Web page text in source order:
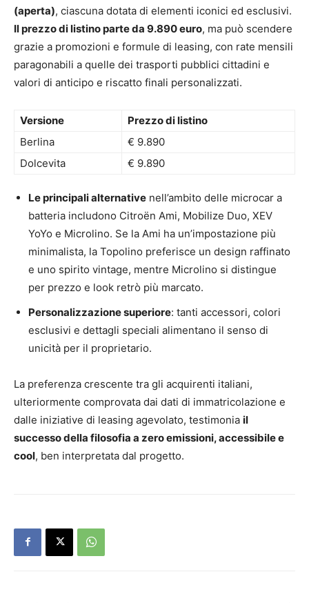
(aperta), ciascuna dotata di elementi iconici ed esclusivi.
Il prezzo di listino parte da 9.890 euro, ma può scendere
grazie a promozioni e formule di leasing, con rate mensili
paragonabili a quelle dei trasporti pubblici cittadini e
valori di anticipo e riscatto finali personalizzati.
Versione
Prezzo di listino
Berlina
€ 9.890
Dolcevita
€ 9.890
Le principali alternative nell’ambito delle microcar a
batteria includono Citroën Ami, Mobilize Duo, XEV
YoYo e Microlino. Se la Ami ha un’impostazione più
minimalista, la Topolino preferisce un design raffinato
e uno spirito vintage, mentre Microlino si distingue
per prezzo e look retrò più marcato.
Personalizzazione superiore: tanti accessori, colori
esclusivi e dettagli speciali alimentano il senso di
unicità per il proprietario.
La preferenza crescente tra gli acquirenti italiani,
ulteriormente comprovata dai dati di immatricolazione e
dalle iniziative di leasing agevolato, testimonia il
successo della filosofia a zero emissioni, accessibile e
cool, ben interpretata dal progetto.